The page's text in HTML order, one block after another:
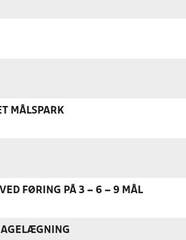
MÅLSPARK
VED FØRING PÅ 3 – 6 – 9 MÅL